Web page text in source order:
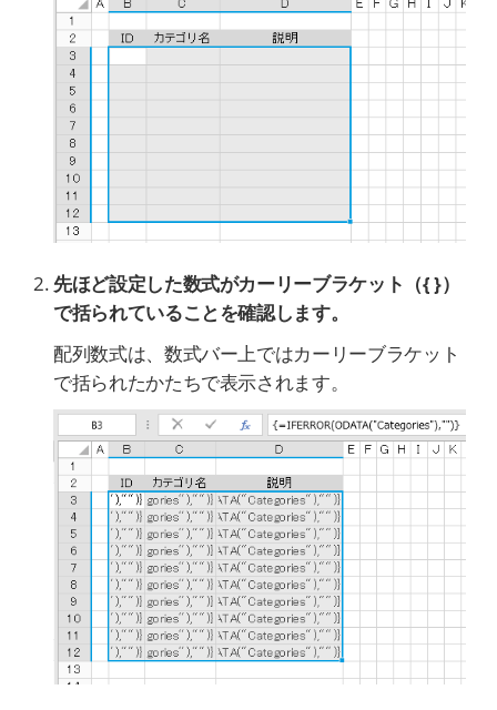
先ほど設定した数式がカーリーブラケット（{ }）
で括られていることを確認します。
配列数式は、数式バー上ではカーリーブラケット
で括られたかたちで表示されます。